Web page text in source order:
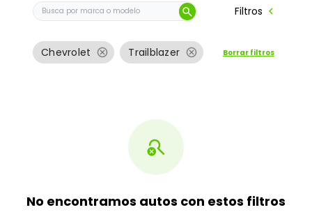
Buscar auto por marca o modelo
search Filtros chevron_left
Chevrolet cancel Trailblazer cancel Borrar filtros
search_off
No encontramos autos con estos filtros